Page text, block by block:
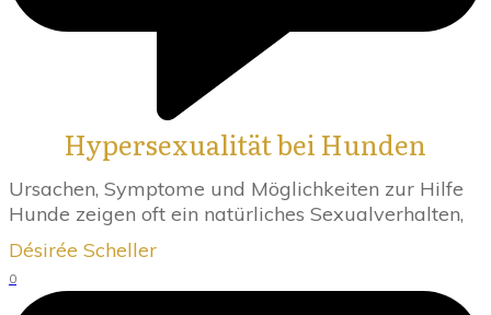
Hypersexualität bei Hunden
Ursachen, Symptome und Möglichkeiten zur Hilfe
Hunde zeigen oft ein natürliches Sexualverhalten,
Désirée Scheller
0